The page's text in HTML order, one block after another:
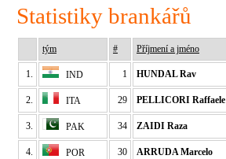
Statistiky brankářů
tým # Příjmení a jméno
1. IND 1 HUNDAL Rav
2. ITA 29 PELLICORI Raffaele
3. PAK 34 ZAIDI Raza
4. POR 30 ARRUDA Marcelo